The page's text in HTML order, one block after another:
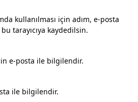
kullanılması için adım, e-posta
tarayıcıya kaydedilsin.
e-posta ile bilgilendir.
ile bilgilendir.